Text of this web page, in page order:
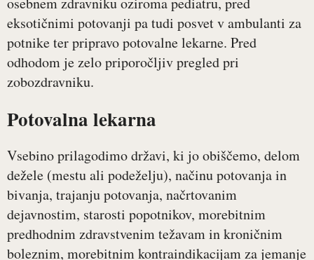
eksotičnimi potovanji pa tudi posvet v ambulanti za
potnike ter pripravo potovalne lekarne. Pred
odhodom je zelo priporočljiv pregled pri
zobozdravniku.
Potovalna lekarna
Vsebino prilagodimo državi, ki jo obiščemo, delom
dežele (mestu ali podeželju), načinu potovanja in
bivanja, trajanju potovanja, načrtovanim
dejavnostim, starosti popotnikov, morebitnim
predhodnim zdravstvenim težavam in kroničnim
boleznim, morebitnim kontraindikacijam za jemanje